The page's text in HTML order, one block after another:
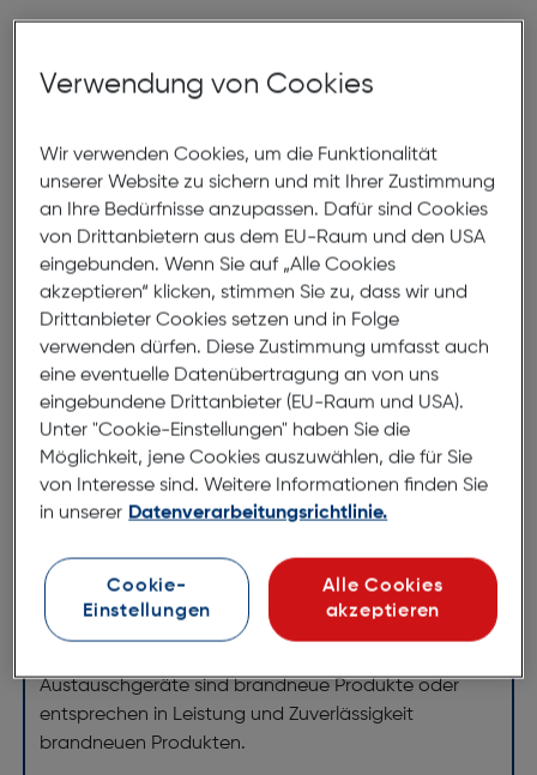
DJI Care Refresh (DJI RS 4 Pro) 2
ArtNr.: 180002979
Umfassender Schutz für Produkte
von DJI
DJI Care Refresh ist ein umfassender und
zuverlässiger Schutz vor zahlreichen Unfallschäden
und natürlicher Abnutzung der Produkte von DJI.
Kolluision
Wasserschäden
Austauschservice für ein ruhiges Gewissen
Du kannst dein Produkt bei einem Unfall gegen eine
Austauschgeräte sind brandneue Produkte oder
entsprechen in Leistung und Zuverlässigkeit
brandneuen Produkten.
Verwendung von Cookies
Wir verwenden Cookies, um die Funktionalität
unserer Website zu sichern und mit Ihrer Zustimmung
an Ihre Bedürfnisse anzupassen. Dafür sind Cookies
von Drittanbietern aus dem EU-Raum und den USA
eingebunden. Wenn Sie auf „Alle Cookies
akzeptieren“ klicken, stimmen Sie zu, dass wir und
Drittanbieter Cookies setzen und in Folge
verwenden dürfen. Diese Zustimmung umfasst auch
eine eventuelle Datenübertragung an von uns
eingebundene Drittanbieter (EU-Raum und USA).
Unter "Cookie-Einstellungen" haben Sie die
Möglichkeit, jene Cookies auszuwählen, die für Sie
von Interesse sind. Weitere Informationen finden Sie
in unserer Datenverarbeitungsrichtlinie.
Cookie-
Einstellungen
Alle Cookies
akzeptieren